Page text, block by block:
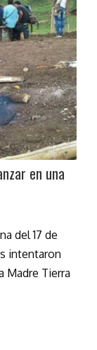
en una
del 17 de
intentaron
Madre Tierra